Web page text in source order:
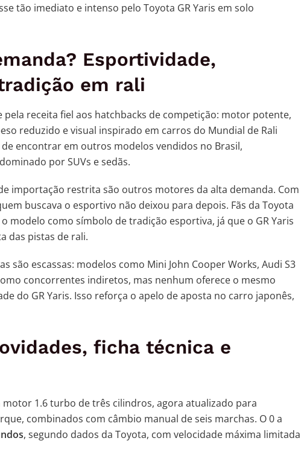
tão imediato e intenso pelo Toyota GR Yaris em solo
Esportividade,
em rali
pela receita fiel aos hatchbacks de competição: motor potente,
reduzido e visual inspirado em carros do Mundial de Rali
de encontrar em outros modelos vendidos no Brasil,
por SUVs e sedãs.
importação restrita são outros motores da alta demanda. Com
buscava o esportivo não deixou para depois. Fãs da Toyota
modelo como símbolo de tradição esportiva, já que o GR Yaris
das pistas de rali.
são escassas: modelos como Mini John Cooper Works, Audi S3
concorrentes indiretos, mas nenhum oferece o mesmo
do GR Yaris. Isso reforça o apelo de aposta no carro japonês,
ficha técnica e
motor 1.6 turbo de três cilindros, agora atualizado para
combinados com câmbio manual de seis marchas. O 0 a
, segundo dados da Toyota, com velocidade máxima limitada